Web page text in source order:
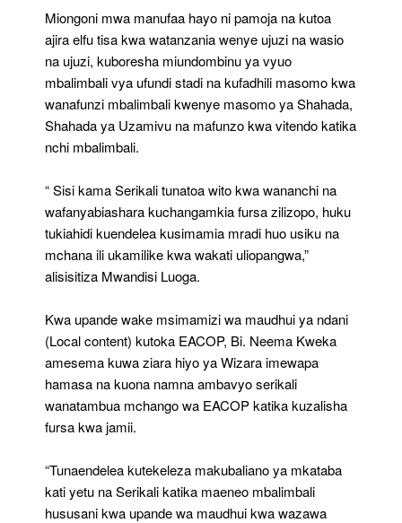
Miongoni mwa manufaa hayo ni pamoja na kutoa
ajira elfu tisa kwa watanzania wenye ujuzi na wasio
na ujuzi, kuboresha miundombinu ya vyuo
mbalimbali vya ufundi stadi na kufadhili masomo kwa
wanafunzi mbalimbali kwenye masomo ya Shahada,
Shahada ya Uzamivu na mafunzo kwa vitendo katika
nchi mbalimbali.
“ Sisi kama Serikali tunatoa wito kwa wananchi na
wafanyabiashara kuchangamkia fursa zilizopo, huku
tukiahidi kuendelea kusimamia mradi huo usiku na
mchana ili ukamilike kwa wakati uliopangwa,”
alisisitiza Mwandisi Luoga.
Kwa upande wake msimamizi wa maudhui ya ndani
(Local content) kutoka EACOP, Bi. Neema Kweka
amesema kuwa ziara hiyo ya Wizara imewapa
hamasa na kuona namna ambavyo serikali
wanatambua mchango wa EACOP katika kuzalisha
fursa kwa jamii.
“Tunaendelea kutekeleza makubaliano ya mkataba
kati yetu na Serikali katika maeneo mbalimbali
hususani kwa upande wa maudhui kwa wazawa